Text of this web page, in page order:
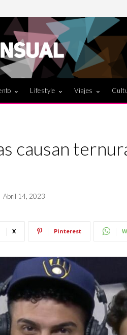
Lifestyle Viajes
causan
Abril 14, 2023
X Pinterest